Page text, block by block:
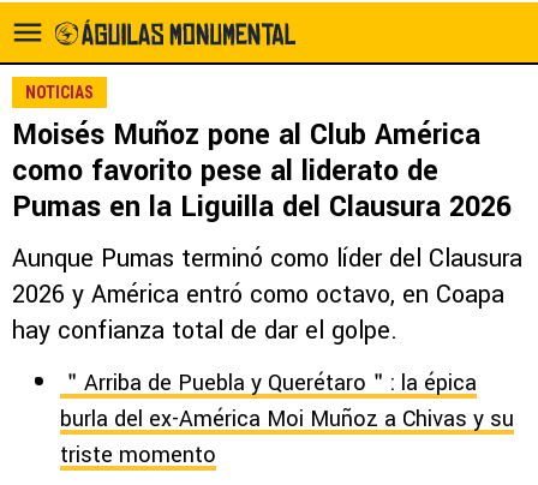
NOTICIAS
Moisés Muñoz pone al Club América
como favorito pese al liderato de
Pumas en la Liguilla del Clausura 2026
Aunque Pumas terminó como líder del Clausura
2026 y América entró como octavo, en Coapa
hay confianza total de dar el golpe.
＂Arriba de Puebla y Querétaro＂: la épica
burla del ex-América Moi Muñoz a Chivas y su
triste momento